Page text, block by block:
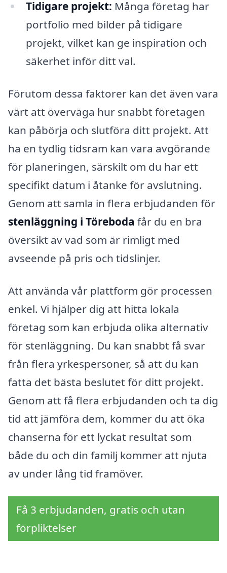
Tidigare projekt: Många företag har
portfolio med bilder på tidigare
projekt, vilket kan ge inspiration och
säkerhet inför ditt val.
Förutom dessa faktorer kan det även vara
värt att överväga hur snabbt företagen
kan påbörja och slutföra ditt projekt. Att
ha en tydlig tidsram kan vara avgörande
för planeringen, särskilt om du har ett
specifikt datum i åtanke för avslutning.
Genom att samla in flera erbjudanden för
stenläggning i Töreboda får du en bra
översikt av vad som är rimligt med
avseende på pris och tidslinjer.
Att använda vår plattform gör processen
enkel. Vi hjälper dig att hitta lokala
företag som kan erbjuda olika alternativ
för stenläggning. Du kan snabbt få svar
från flera yrkespersoner, så att du kan
fatta det bästa beslutet för ditt projekt.
Genom att få flera erbjudanden och ta dig
tid att jämföra dem, kommer du att öka
chanserna för ett lyckat resultat som
både du och din familj kommer att njuta
av under lång tid framöver.
Få 3 erbjudanden, gratis och utan
förpliktelser